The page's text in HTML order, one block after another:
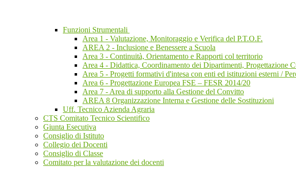
Funzioni Strumentali
Area 1 - Valutazione, Monitoraggio e Verifica del P.T.O.F.
AREA 2 - Inclusione e Benessere a Scuola
Area 3 - Continuità, Orientamento e Rapporti col territorio
Area 4 - Didattica, Coordinamento dei Dipartimenti, Progettazione
Area 5 - Progetti formativi d'intesa con enti ed istituzioni esterni /
Area 6 - Progettazione Europea FSE – FESR 2014/20
Area 7 - Area di supporto alla Gestione del Convitto
AREA 8 Organizzazione Interna e Gestione delle Sostituzioni
Uff. Tecnico Azienda Agraria
CTS Comitato Tecnico Scientifico
Giunta Esecutiva
Consiglio di Istituto
Collegio dei Docenti
Consiglio di Classe
Comitato per la valutazione dei docenti